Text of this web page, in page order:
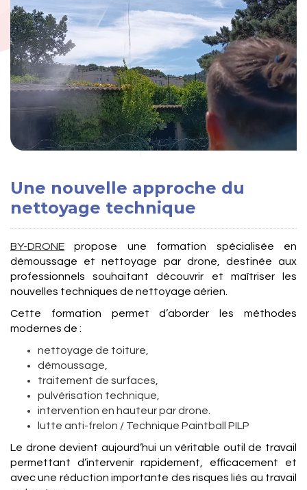
Une nouvelle approche du
nettoyage technique
BY-DRONE propose une formation spécialisée en
démoussage et nettoyage par drone, destinée aux
professionnels souhaitant découvrir et maîtriser les
nouvelles techniques de nettoyage aérien.
Cette formation permet d’aborder les méthodes
modernes de :
nettoyage de toiture,
démoussage,
traitement de surfaces,
pulvérisation technique,
intervention en hauteur par drone.
lutte anti-frelon / Technique Paintball PILP
Le drone devient aujourd’hui un véritable outil de travail
permettant d’intervenir rapidement, efficacement et
avec une réduction importante des risques liés au travail